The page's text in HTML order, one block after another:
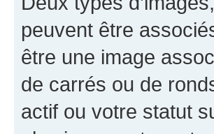
peuvent être
être une image
de carrés ou de
actif ou votre statut